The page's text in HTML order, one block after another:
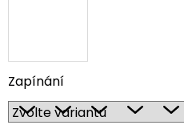
Zapínání